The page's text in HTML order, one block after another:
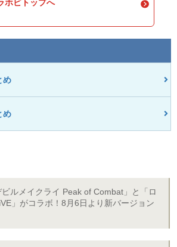
ホビトップへ
め
め
ビルメイクライ Peak of Combat」と「ロ
」がコラボ！8月6日より新バージョン